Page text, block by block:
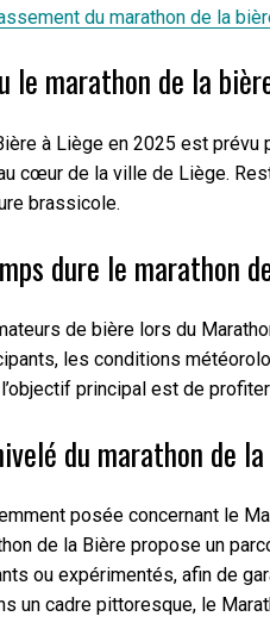
du marathon de la
le marathon de la
à Liège en 2025 est
cœur de la ville de Liège.
brassicole.
dure le marathon
de bière lors du
les conditions
principal est de
du marathon de
posée concernant le
de la Bière propose un
ou expérimentés, afin de
un cadre pittoresque, le